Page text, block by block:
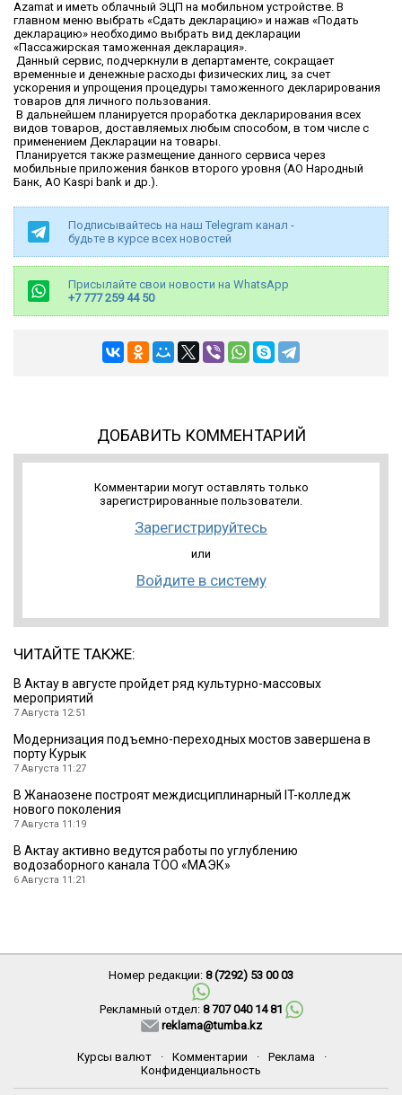
Azamat и иметь облачный ЭЦП на мобильном устройстве. В
главном меню выбрать «Сдать декларацию» и нажав «Подать
декларацию» необходимо выбрать вид декларации
«Пассажирская таможенная декларация».
Данный сервис, подчеркнули в департаменте, сокращает
временные и денежные расходы физических лиц, за счет
ускорения и упрощения процедуры таможенного декларирования
товаров для личного пользования.
В дальнейшем планируется проработка декларирования всех
видов товаров, доставляемых любым способом, в том числе с
применением Декларации на товары.
Планируется также размещение данного сервиса через
мобильные приложения банков второго уровня (АО Народный
Банк, АО Kaspi bank и др.).
Подписывайтесь на наш Telegram канал -
будьте в курсе всех новостей
Присылайте свои новости на WhatsApp
+7 777 259 44 50
ДОБАВИТЬ КОММЕНТАРИЙ
Комментарии могут оставлять только
зарегистрированные пользователи.
Зарегистрируйтесь
или
Войдите в систему
ЧИТАЙТЕ ТАКЖЕ:
В Актау в августе пройдет ряд культурно-массовых
мероприятий
7 Августа 12:51
Модернизация подъемно-переходных мостов завершена в
порту Курык
7 Августа 11:27
В Жанаозене построят междисциплинарный IT-колледж
нового поколения
7 Августа 11:19
В Актау активно ведутся работы по углублению
водозаборного канала ТОО «МАЭК»
6 Августа 11:21
Номер редакции: 8 (7292) 53 00 03
Рекламный отдел: 8 707 040 14 81
reklama@tumba.kz
Курсы валют · Комментарии · Реклама
·
Конфиденциальность